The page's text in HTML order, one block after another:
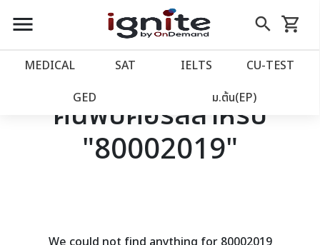
close
account_balance หน้าแรก
เว็บไซต์อิกไนท์
โปรโมชั่น
menu search
Skip
to
shopping_cart
รถเข็น
MEDICAL SAT IELTS CU‑TEST
GED ม.ต้น(EP)
ค้นพบคอร์สสำหรับ
"80002019"
We could not find anything for 80002019